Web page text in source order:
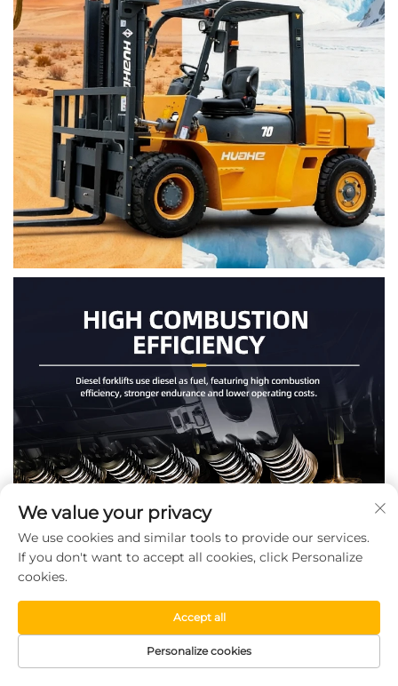
We value your privacy
We use cookies and similar tools to provide our services.
If you don't want to accept all cookies, click Personalize
cookies.
Personalize cookies
Accept all